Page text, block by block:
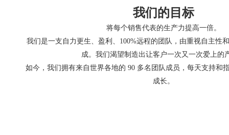
我们的目标
将每个销售代表的生产力提高一倍。
我们是一支自力更生、盈利、100%远程的团队，由重视自主性
成。我们渴望制造出让客户一次又一次爱上的
如今，我们拥有来自世界各地的 90 多名团队成员，每天支持和
成长。